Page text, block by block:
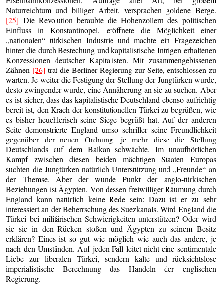
Naturreichtum und billiger Arbeit, versprachen goldene Berge.
[25] Die Revolution beraubte die Hohenzollern des politischen
Einfluss in Konstantinopel, eröffnete die Möglichkeit einer
„nationalen“ türkischen Industrie und machte ein Fragezeichen
hinter die durch Bestechung und kapitalistische Intrigen erhaltenen
Konzessionen deutscher Kapitalisten. Mit zusammengebissenen
Zähnen [26] trat die Berliner Regierung zur Seite, entschlossen zu
warten. Je weiter die Festigung der Stellung der Jungtürken wurde,
desto zwingender wurde, eine Annäherung an sie zu suchen. Aber
es ist sicher, dass das kapitalistische Deutschland ebenso aufrichtig
bereit ist, den Krach der konstitutionellen Türkei zu begrüßen, wie
es bisher heuchlerisch seine Siege begrüßt hat. Auf der anderen
Seite demonstrierte England umso schriller seine Freundlichkeit
gegenüber der neuen Ordnung, je mehr diese die Stellung
Deutschlands auf dem Balkan schwächte. Im unaufhörlichen
Kampf zwischen diesen beiden mächtigen Staaten Europas
suchten die Jungtürken natürlich Unterstützung und „Freunde“ an
der Themse. Aber der wunde Punkt der anglo-türkischen
Beziehungen ist Ägypten. Von dessen freiwilliger Räumung durch
England kann natürlich keine Rede sein: Dazu ist er zu sehr
interessiert an der Beherrschung des Suezkanals. Wird England die
Türkei bei militärischen Schwierigkeiten unterstützen? Oder wird
sie sie in den Rücken stoßen und Ägypten zu seinem Besitz
erklären? Eines ist so gut wie möglich wie auch das andere, je
nach den Umständen. Auf jeden Fall leitet nicht eine sentimentale
Liebe zur liberalen Türkei, sondern kalte und rücksichtslose
imperialistische Berechnung das Handeln der englischen
Regierung.